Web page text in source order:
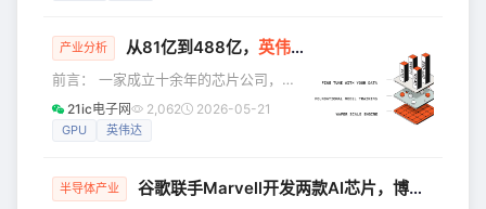
丰以一句“你们兴奋吗？”点燃全场，现场
AMD首次将面向开发者的年度技术盛会
移出美国本土。对于一家市值已突破
7000亿美元的半导体公司来说，这场“上
产业分析 从81亿到488亿， 英伟达
前言： 一家成立十余年的芯片公司，从
2025年9月约81亿美元私募估值，到5月
14日以488亿美元估值，超额认购超过
“整片晶圆”做成的芯片 英伟达的路线，
21ic电子网 2,062 2026-05-21
GPU 英伟达
半导体产业 谷歌联手Marvell开发两款AI芯片，博通“独家地位”遭冲击